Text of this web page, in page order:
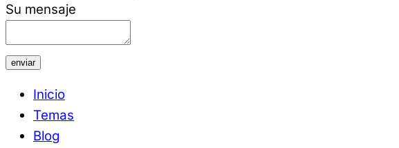
Su mensaje
enviar
Inicio
Temas
Blog